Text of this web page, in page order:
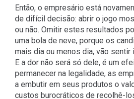
Então, o empresário está
de difícil decisão: abrir o jogo
ou não. Omitir estes resultados
uma bola de neve, porque os
mais dia ou menos dia, vão sentir
E a dor não será só dele, é um
permanecer na legalidade, as
a embutir em seus produtos o
custos burocráticos de recolhê-